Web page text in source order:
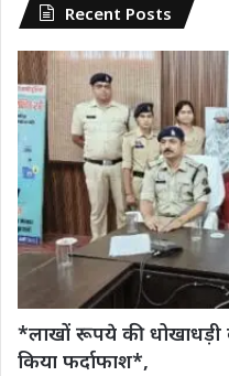
Recent Posts
*लाखों रूपये की धोखाधड़ी
किया फर्दाफाश*,